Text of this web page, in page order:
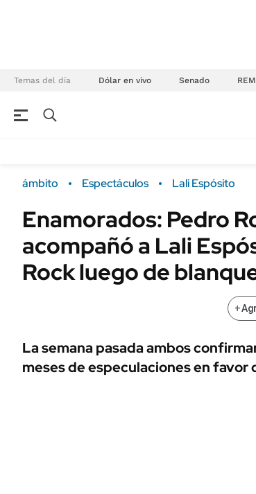
Temas del día Dólar en vivo Senado REM
Campo
FINANZAS
Dólar
Real Estate
Seguros
ENERGY
POLÍTICA
URUGUAY
ámbito Espectáculos Lali Espósito
Enamorados: Pedro
acompañó a Lali
Rock luego de
+
La semana pasada ambos
meses de especulaciones en favor